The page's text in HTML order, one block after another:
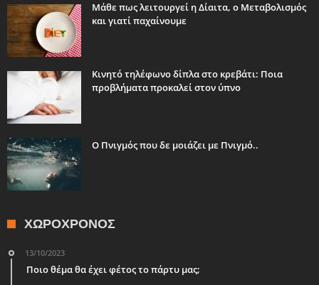
Μάθε πως λειτουργεί η Δίαιτα, ο Μεταβολισμός
και γιατί παχαίνουμε
Κινητό τηλέφωνο δίπλα στο κρεβάτι: Ποια
προβλήματα προκαλεί στον ύπνο
Ο Πνιγμός που δε μοιάζει με Πνιγμό..
ΧΩΡΟΧΡΌΝΟΣ
13/10/2023
Ποιο θέμα θα έχει φέτος το πάρτυ μας;